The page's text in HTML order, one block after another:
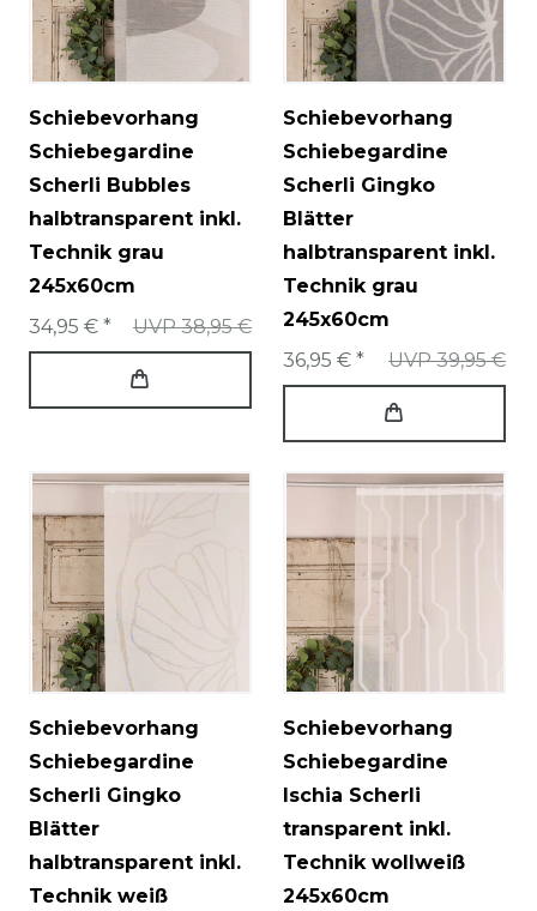
Schiebevorhang
Schiebegardine
Scherli Bubbles
halbtransparent inkl.
Technik grau
245x60cm
UVP 38,95 €
34,95 € *
Schiebevorhang
Schiebegardine
Scherli Gingko
Blätter
halbtransparent inkl.
Technik grau
245x60cm
UVP 39,95 €
36,95 € *
Schiebevorhang
Schiebegardine
Scherli Gingko
Blätter
halbtransparent inkl.
Technik weiß
Schiebevorhang
Schiebegardine
Ischia Scherli
transparent inkl.
Technik wollweiß
245x60cm